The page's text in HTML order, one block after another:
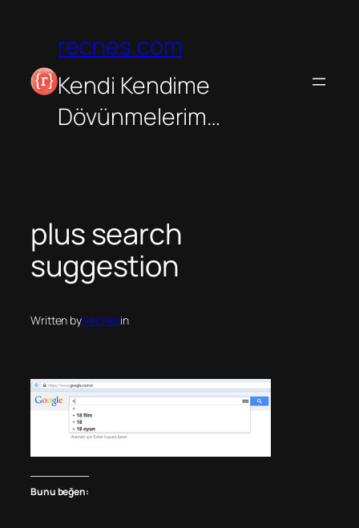
recnes.com
Kendi Kendime
Dövünmelerim…
plus search
suggestion
Written byRecNesin
Bunu beğen: